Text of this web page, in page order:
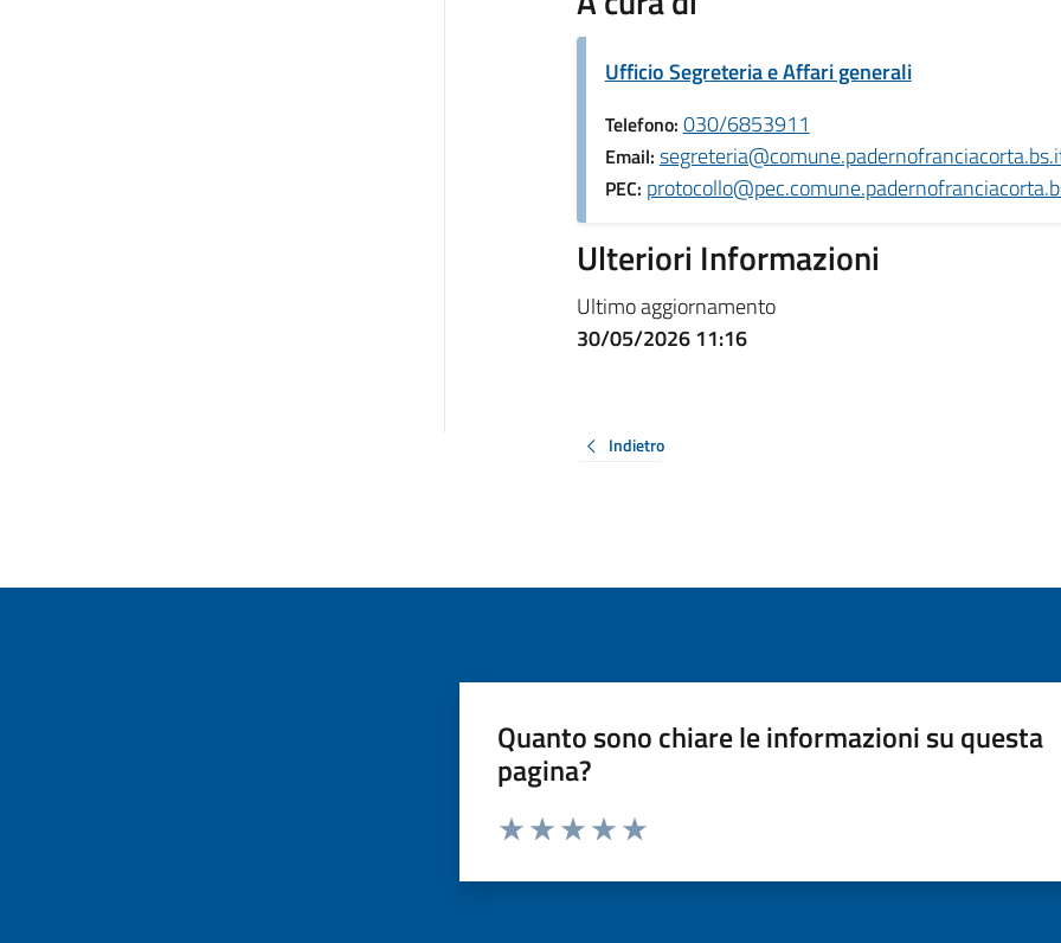
Ufficio Segreteria e Affari generali
Telefono: 030/6853911
Email:
PEC:
Ulteriori Informazioni
Ultimo aggiornamento
30/05/2026 11:16
Indietro
Quanto sono chiare le informazioni su questa
pagina?
Valuta da 1 a 5 stelle la pagina